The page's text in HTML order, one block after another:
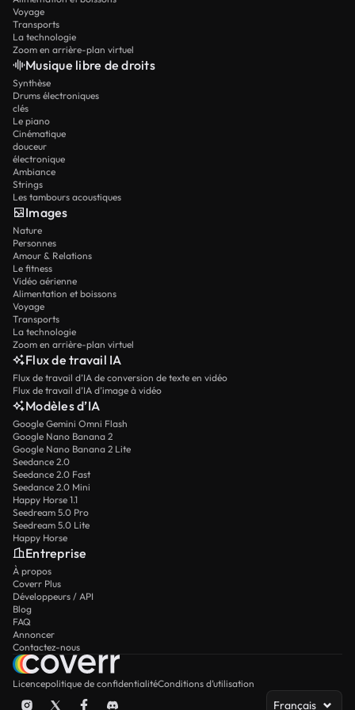
Voyage
Transports
La technologie
Zoom en arrière-plan virtuel
Musique libre de droits
Synthèse
Drums électroniques
clés
Le piano
Cinématique
douceur
électronique
Ambiance
Strings
Les tambours acoustiques
Images
Nature
Personnes
Amour & Relations
Le fitness
Vidéo aérienne
Alimentation et boissons
Voyage
Transports
La technologie
Zoom en arrière-plan virtuel
Flux de travail IA
Flux de travail d’IA de conversion de texte en vidéo
Flux de travail d’IA d’image à vidéo
Modèles d’IA
Google Gemini Omni Flash
Google Nano Banana 2
Google Nano Banana 2 Lite
Seedance 2.0
Seedance 2.0 Fast
Seedance 2.0 Mini
Happy Horse 1.1
Seedream 5.0 Pro
Seedream 5.0 Lite
Happy Horse
Entreprise
À propos
Coverr Plus
Développeurs / API
Blog
FAQ
Annoncer
Contactez-nous
Licencepolitique de confidentialitéConditions d’utilisation
Français